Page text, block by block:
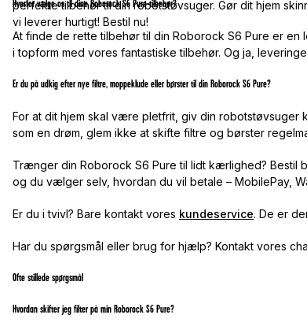
perfekte tilbehør til din robotstøvsuger. Gør dit hjem
vi leverer hurtigt! Bestil nu!
Hvorfor vælge os til dine Roborock S6 Pure-tilbehør?
At finde de rette tilbehør til din Roborock S6 Pure er
i topform med vores fantastiske tilbehør. Og ja,
Er du på udkig efter nye filtre, moppeklude eller børster til din Roborock S6 Pure?
For at dit hjem skal være pletfrit, giv din
som en drøm, glem ikke at skifte filtre og børster
Trænger din Roborock S6 Pure til lidt kærlighed? Bestil
og du vælger selv, hvordan du vil betale – MobilePay,
Er du i tvivl? Bare kontakt vores kundeservice. De er
Har du spørgsmål eller brug for hjælp? Kontakt vores
Ofte stillede spørgsmål
Hvordan skifter jeg filter på min Roborock S6 Pure?